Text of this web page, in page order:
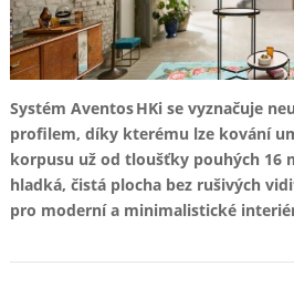
Systém Aventos HKi se vyznačuje
profilem, díky kterému lze kování
korpusu už od tloušťky pouhých 16
hladká, čistá plocha bez rušivých
pro moderní a minimalistické